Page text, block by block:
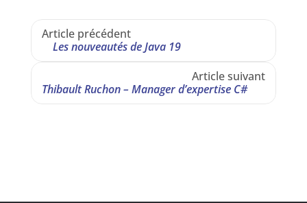
Article précédent
Les nouveautés de Java 19
Article suivant
Thibault Ruchon – Manager d’expertise C#